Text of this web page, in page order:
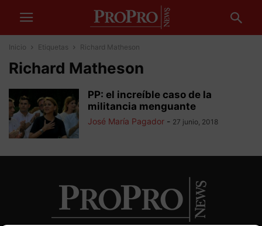
Inicio Etiquetas Richard Matheson
Richard Matheson
PP: el increíble caso de la
militancia menguante
José María Pagador - 27 junio, 2018